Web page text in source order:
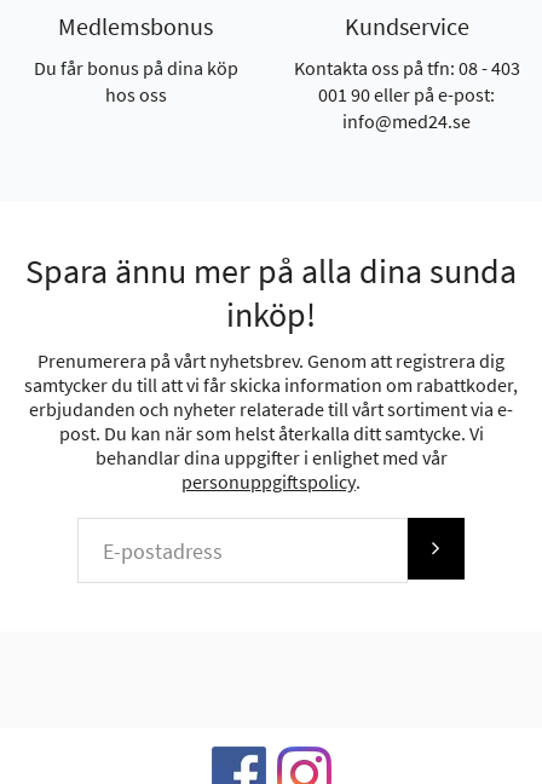
Medlemsbonus
Du får bonus på dina köp
hos oss
Kundservice
Kontakta oss på tfn: 08 - 403
001 90 eller på e-post:
info@med24.se
Spara ännu mer på alla dina sunda
inköp!
Prenumerera på vårt nyhetsbrev. Genom att registrera dig
samtycker du till att vi får skicka information om rabattkoder,
erbjudanden och nyheter relaterade till vårt sortiment via e-
post. Du kan när som helst återkalla ditt samtycke. Vi
behandlar dina uppgifter i enlighet med vår
personuppgiftspolicy.